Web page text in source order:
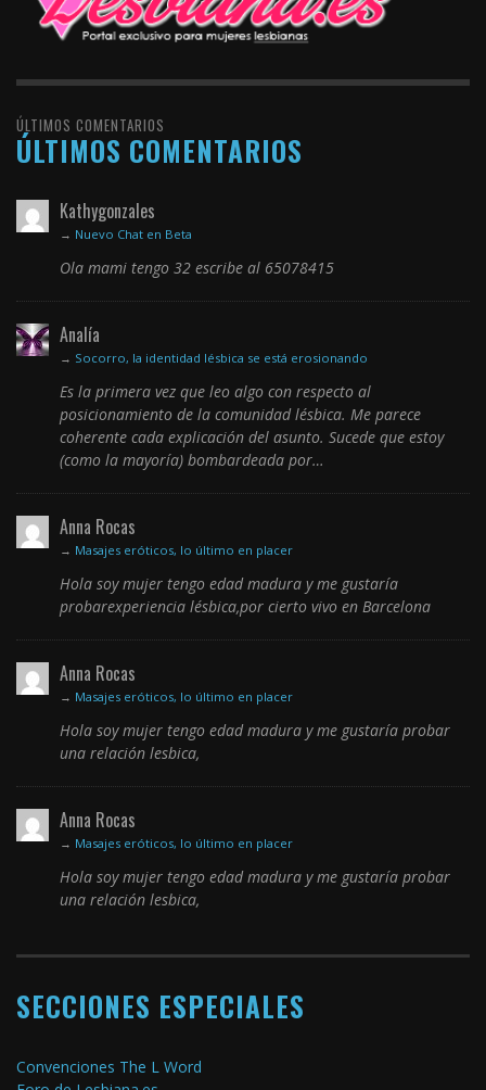
ÚLTIMOS COMENTARIOS
ÚLTIMOS COMENTARIOS
Kathygonzales
→ Nuevo Chat en Beta
Ola mami tengo 32 escribe al 65078415
Analía
→ Socorro, la identidad lésbica se está erosionando
Es la primera vez que leo algo con respecto al
posicionamiento de la comunidad lésbica. Me parece
coherente cada explicación del asunto. Sucede que estoy
(como la mayoría) bombardeada por…
Anna Rocas
→ Masajes eróticos, lo último en placer
Hola soy mujer tengo edad madura y me gustaría
probarexperiencia lésbica,por cierto vivo en Barcelona
Anna Rocas
→ Masajes eróticos, lo último en placer
Hola soy mujer tengo edad madura y me gustaría probar
una relación lesbica,
Anna Rocas
→ Masajes eróticos, lo último en placer
Hola soy mujer tengo edad madura y me gustaría probar
una relación lesbica,
SECCIONES ESPECIALES
Convenciones The L Word